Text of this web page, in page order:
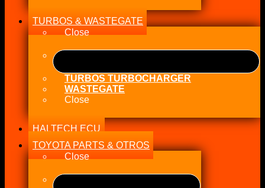
TURBOS & WASTEGATE
Close
TURBOS TURBOCHARGER
WASTEGATE
Close
HALTECH ECU
TOYOTA PARTS & OTROS
Close